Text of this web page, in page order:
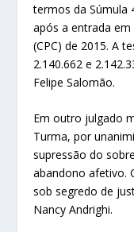
termos da Súmula
após a entrada
(CPC) de 2015. A
2.140.662 e
Felipe Salomão.
Em outro julgado
Turma, por
supressão do
abandono afetivo.
sob segredo de
Nancy Andrighi.